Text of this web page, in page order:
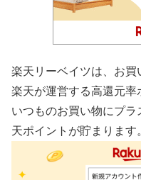
楽天リーベイツは、お買
楽天が運営する高還元率
いつものお買い物にプ
天ポイントが貯まります